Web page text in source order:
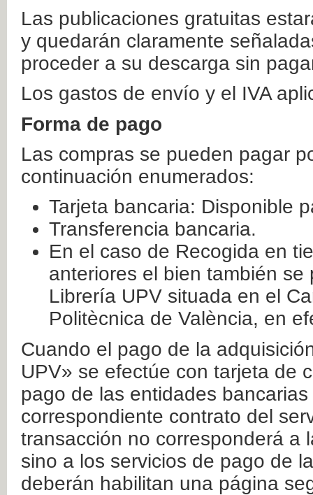
Las publicaciones gratuitas
y quedarán claramente
proceder a su descarga sin
Los gastos de envío y el IVA
Forma de pago
Las compras se pueden pagar
continuación enumerados:
Tarjeta bancaria: Disponible
Transferencia bancaria.
En el caso de Recogida en
anteriores el bien también
Librería UPV situada en el
Politècnica de València, en
Cuando el pago de la
UPV» se efectúe con tarjeta de
pago de las entidades
correspondiente contrato del
transacción no corresponderá a
sino a los servicios de pago de
deberán habilitan una página